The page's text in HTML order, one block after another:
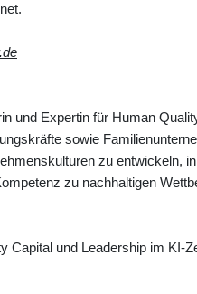
und Expertin für Human
sowie
zu entwickeln,
zu nachhaltigen
Capital und Leadership im KI-